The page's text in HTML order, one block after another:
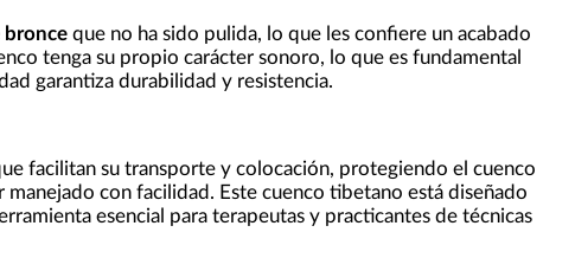
bronceque no ha sido pulida, lo que les confiere un acabado
tenga su propio carácter sonoro, lo que es fundamental
garantiza durabilidad y resistencia.
facilitan su transporte y colocación, protegiendo el cuenco
con facilidad. Este cuenco tibetano está diseñado
esencial para terapeutas y practicantes de técnicas